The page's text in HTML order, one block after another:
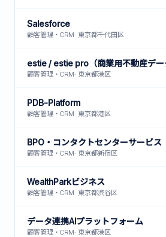
Salesforce
顧客管理・CRM· 東京都千代田区
顧客管理・CRM· 東京都港区
PDB-Platform
顧客管理・CRM· 東京都港区
BPO・コンタクトセンターサービス
顧客管理・CRM· 東京都新宿区
WealthParkビジネス
顧客管理・CRM· 東京都渋谷区
データ連携AIプラットフォーム
顧客管理・CRM· 東京都港区